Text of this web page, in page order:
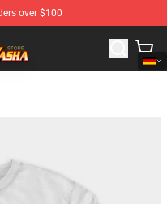
over $100
Merchandise Shop